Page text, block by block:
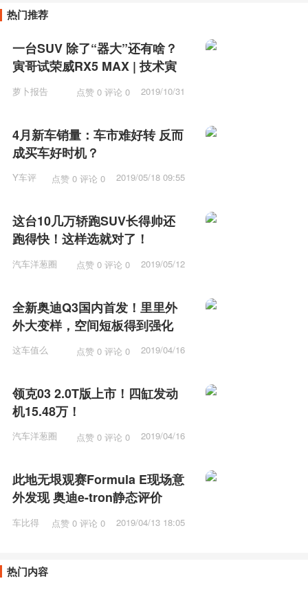
热门推荐
一台SUV 除了“器大”还有啥？
寅哥试荣威RX5 MAX | 技术寅
萝卜报告 点赞 0 评论 0
2019/10/31
4月新车销量：车市难好转 反而
成买车好时机？
Y车评 点赞 0 评论 0 2019/05/18 09:55
这台10几万轿跑SUV长得帅还
跑得快！这样选就对了！
汽车洋葱圈 点赞 0 评论 0
2019/05/12
全新奥迪Q3国内首发！里里外
外大变样，空间短板得到强化
这车值么 点赞 0 评论 0
2019/04/16
领克03 2.0T版上市！四缸发动
机15.48万！
汽车洋葱圈 点赞 0 评论 0
2019/04/16
此地无垠观赛Formula E现场意
外发现 奥迪e-tron静态评价
车比得 点赞 0 评论 0 2019/04/13 18:05
热门内容